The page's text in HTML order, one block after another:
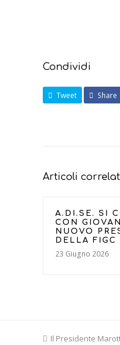
Condividi
Tweet Share
Articoli
A.DI.SE. SI
CON
NUOVO
DELLA FIGC
23 Giugno 2026
previous
Il Presidente